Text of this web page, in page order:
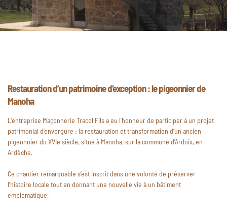
Restauration d’un patrimoine d’exception : le pigeonnier de
Manoha
L’entreprise Maçonnerie Tracol Fils a eu l’honneur de participer à un projet
patrimonial d’envergure : la restauration et transformation d’un ancien
pigeonnier du XVIe siècle, situé à Manoha, sur la commune d’Ardoix, en
Ardèche.
Ce chantier remarquable s’est inscrit dans une volonté de préserver
l’histoire locale tout en donnant une nouvelle vie à un bâtiment
emblématique.